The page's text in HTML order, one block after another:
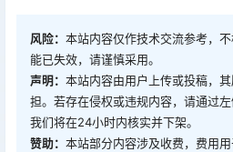
风险： 本站内容仅作技术交流参考，
能已失效，请谨慎采用。
声明： 本站内容由用户上传或投稿，
担。若存在侵权或违规内容，请通过左
我们将在24小时内核实并下架。
赞助： 本站部分内容涉及收费，费用